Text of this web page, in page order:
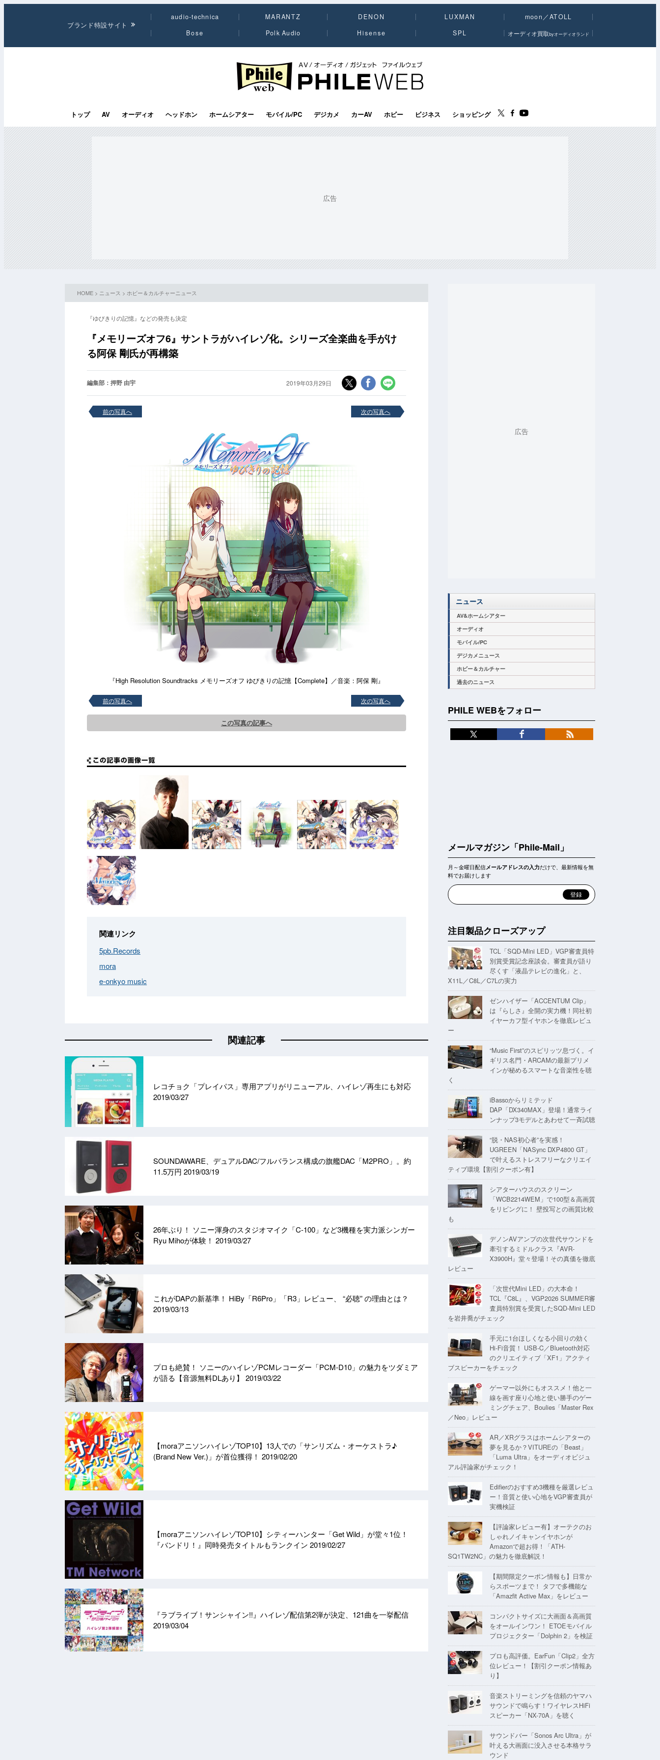
ブランド特設サイト
audio-technica MARANTZ DENON LUXMAN
moon／ATOLL
Bose
Polk Audio Hisense SPL オーディオ買取byオーディオランド
PHILE WEB｜AV/オーディオ/ガジェット
トップ AV オーディオ ヘッドホン ホームシアター モバイル/PC デジカメ カーAV ホビー ビジネス ショッピング
HOME > ニュース > ホビー＆カルチャーニュース
『ゆびきりの記憶』などの発売も決定
『メモリーズオフ6』サントラがハイレゾ化。シリーズ全楽曲を手がけ
る阿保 剛氏が再構築
編集部：押野 由宇 2019年03月29日
前の写真へ 次の写真へ
『High Resolution Soundtracks メモリーズオフ ゆびきりの記憶【Complete】／音楽：阿保 剛』
前の写真へ 次の写真へ
この写真の記事へ
関連リンク
5pb.Records
mora
e-onkyo music
関連記事
レコチョク「プレイパス」専用アプリがリニューアル、ハイレゾ再生にも対応
2019/03/27
SOUNDAWARE、デュアルDAC/フルバランス構成の旗艦DAC「M2PRO」。約
11.5万円 2019/03/19
26年ぶり！ ソニー渾身のスタジオマイク「C-100」など3機種を実力派シンガー
Ryu Mihoが体験！ 2019/03/27
これがDAPの新基準！ HiBy「R6Pro」「R3」レビュー、 “必聴” の理由とは？
2019/03/13
プロも絶賛！ ソニーのハイレゾPCMレコーダー「PCM-D10」の魅力をツダミア
が語る【音源無料DLあり】 2019/03/22
【moraアニソンハイレゾTOP10】13人での「サンリズム・オーケストラ♪
(Brand New Ver.)」が首位獲得！ 2019/02/20
【moraアニソンハイレゾTOP10】シティーハンター「Get Wild」が堂々1位！
『バンドリ！』同時発売タイトルもランクイン 2019/02/27
『ラブライブ！サンシャイン!!』ハイレゾ配信第2弾が決定、121曲を一挙配信
2019/03/04
ニュース
AV&ホームシアター
オーディオ
モバイル/PC
デジカメニュース
ホビー＆カルチャー
過去のニュース
PHILE WEBをフォロー
メールマガジン「Phile-Mail」
月～金曜日配信メールアドレスの入力だけで、最新情報を無
料でお届けします
注目製品クローズアップ
TCL「SQD-Mini LED」VGP審査員特
別賞受賞記念座談会。審査員が語り
尽くす「液晶テレビの進化」と、
X11L／C8L／C7Lの実力
ゼンハイザー「ACCENTUM Clip」
は『らしさ』全開の実力機！同社初
イヤーカフ型イヤホンを徹底レビュ
ー
“Music First”のスピリッツ息づく。イ
ギリス名門・ARCAMの最新プリメ
インが秘めるスマートな音楽性を聴
く
iBassoからリミテッド
DAP「DX340MAX」登場！通常ライ
ンナップ3モデルとあわせて一斉試聴
“脱・NAS初心者”を実感！
UGREEN「NASync DXP4800 GT」
で叶えるストレスフリーなクリエイ
ティブ環境【割引クーポン有】
シアターハウスのスクリーン
「WCB2214WEM」で100型＆高画質
をリビングに！ 壁投写との画質比較
も
デノンAVアンプの次世代サウンドを
牽引するミドルクラス『AVR-
X3900H』堂々登場！その真価を徹底
レビュー
「次世代Mini LED」の大本命！
TCL『C8L』、VGP2026 SUMMER審
査員特別賞を受賞したSQD-Mini LED
を岩井喬がチェック
手元に1台ほしくなる小回りの効く
Hi-Fi音質！ USB-C／Bluetooth対応
のクリエイティブ「XF1」アクティ
ブスピーカーをチェック
ゲーマー以外にもオススメ！他と一
線を画す座り心地と使い勝手のゲー
ミングチェア、Boulies「Master Rex
／Neo」レビュー
AR／XRグラスはホームシアターの
夢を見るか？VITUREの「Beast」
「Luma Ultra」をオーディオビジュ
アル評論家がチェック！
Edifierのおすすめ3機種を厳選レビュ
ー！音質と使い心地をVGP審査員が
実機検証
【評論家レビュー有】オーテクのお
しゃれノイキャンイヤホンが
Amazonで超お得！「ATH-
SQ1TW2NC」の魅力を徹底解説！
【期間限定クーポン情報も】日常か
らスポーツまで！ タフで多機能な
「Amazfit Active Max」をレビュー
コンパクトサイズに大画面＆高画質
をオールインワン！ ETOEモバイル
プロジェクター「Dolphin 2」を検証
プロも高評価。EarFun「Clip2」全方
位レビュー！【割引クーポン情報あ
り】
音楽ストリーミングを信頼のヤマハ
サウンドで鳴らす！ワイヤレスHiFi
スピーカー「NX-70A」を聴く
サウンドバー「Sonos Arc Ultra」が
叶える大画面に没入させる本格サラ
ウンド